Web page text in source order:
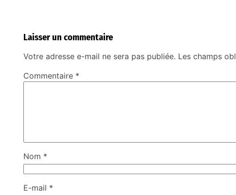
Laisser un commentaire
Votre adresse e-mail ne sera pas publiée. Les champs
Commentaire *
Nom *
E-mail *